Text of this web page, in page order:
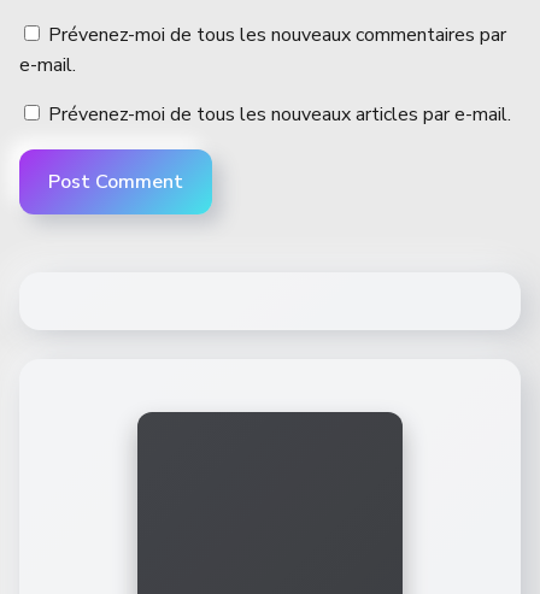
Prévenez-moi de tous les nouveaux commentaires par
e-mail.
Prévenez-moi de tous les nouveaux articles par e-mail.